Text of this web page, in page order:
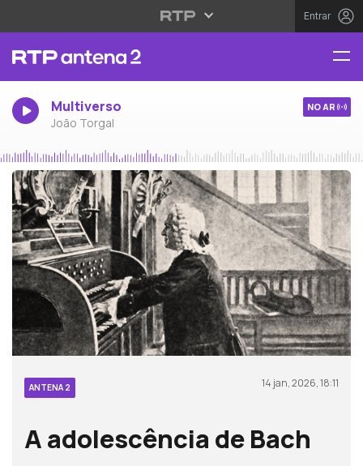
Entrar
Multiverso
João Torgal
NO AR
ANTENA 2 14 jan, 2026, 18:11
A adolescência de Bach